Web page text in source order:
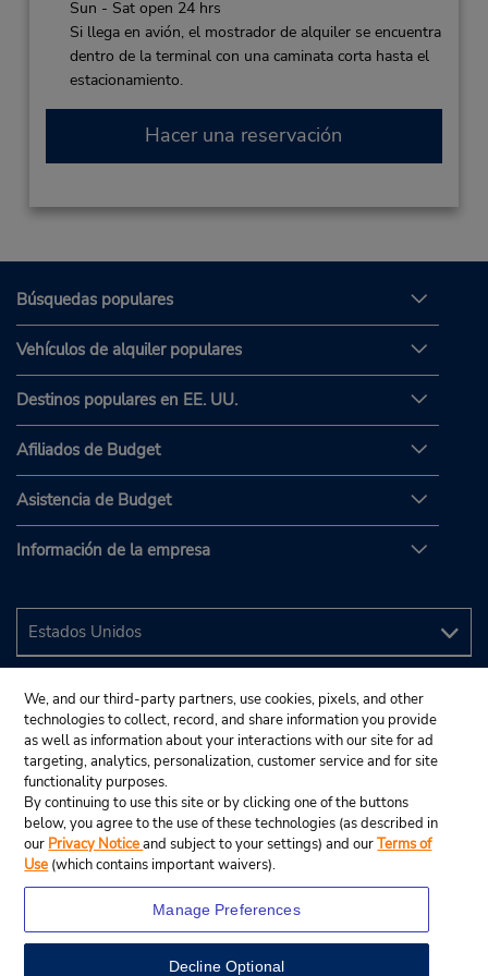
Sun - Sat open 24 hrs
Si llega en avión, el mostrador de alquiler se encuentra
dentro de la terminal con una caminata corta hasta el
estacionamiento.
Hacer una reservación
Búsquedas populares
Vehículos de alquiler populares
Destinos populares en EE. UU.
Afiliados de Budget
Asistencia de Budget
Información de la empresa
We, and our third-party partners, use cookies, pixels, and other
technologies to collect, record, and share information you provide
as well as information about your interactions with our site for ad
targeting, analytics, personalization, customer service and for site
functionality purposes.
By continuing to use this site or by clicking one of the buttons
below, you agree to the use of these technologies (as described in
our Privacy Noticeand subject to your settings) and ourTerms of
Use (which contains important waivers).
Manage Preferences
Decline Optional